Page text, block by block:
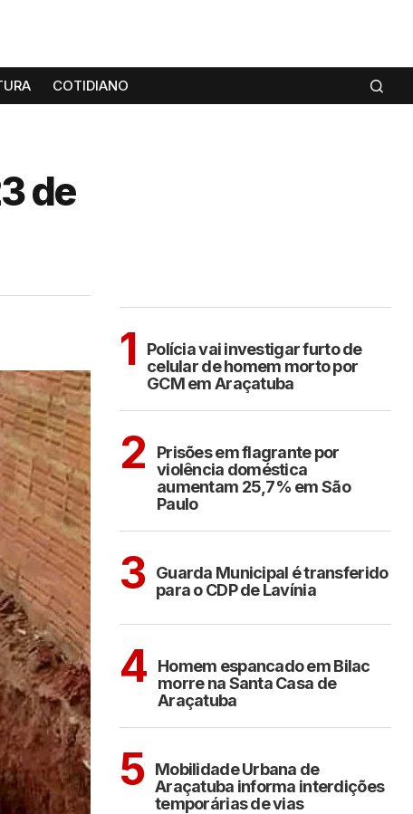
COTIDIANO
de
1
Polícia vai investigar furto de
celular de homem morto por
GCM em Araçatuba
2
Prisões em flagrante por
violência doméstica
aumentam 25,7% em São
Paulo
3 Guarda Municipal é transferido
para o CDP de Lavínia
4
Homem espancado em Bilac
morre na Santa Casa de
Araçatuba
5 Mobilidade Urbana de
Araçatuba informa interdições
temporárias de vias